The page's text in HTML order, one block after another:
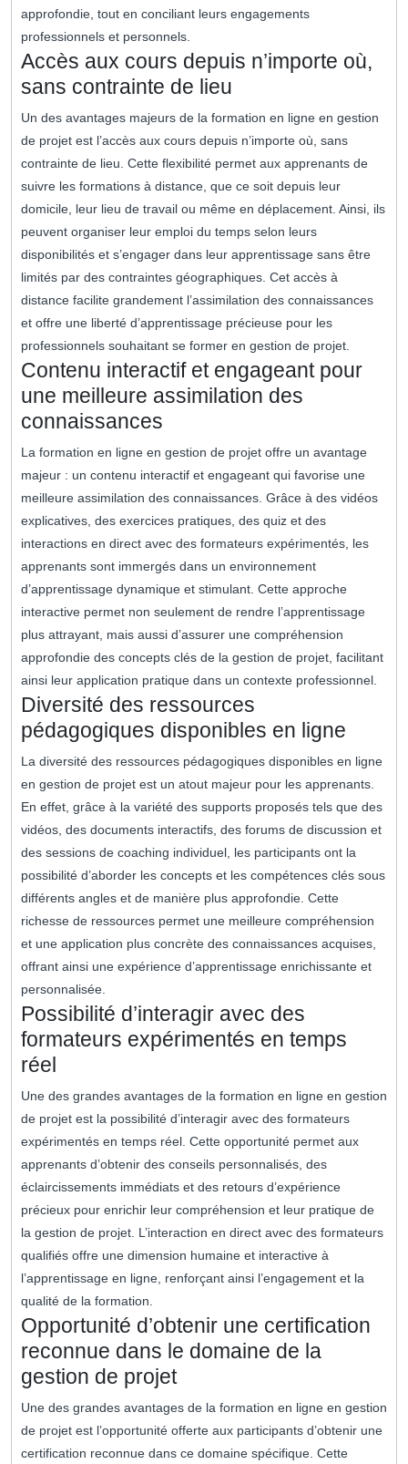
approfondie, tout en conciliant leurs engagements
professionnels et personnels.
Accès aux cours depuis n’importe où,
sans contrainte de lieu
Un des avantages majeurs de la formation en ligne en gestion
de projet est l’accès aux cours depuis n’importe où, sans
contrainte de lieu. Cette flexibilité permet aux apprenants de
suivre les formations à distance, que ce soit depuis leur
domicile, leur lieu de travail ou même en déplacement. Ainsi, ils
peuvent organiser leur emploi du temps selon leurs
disponibilités et s’engager dans leur apprentissage sans être
limités par des contraintes géographiques. Cet accès à
distance facilite grandement l’assimilation des connaissances
et offre une liberté d’apprentissage précieuse pour les
professionnels souhaitant se former en gestion de projet.
Contenu interactif et engageant pour
une meilleure assimilation des
connaissances
La formation en ligne en gestion de projet offre un avantage
majeur : un contenu interactif et engageant qui favorise une
meilleure assimilation des connaissances. Grâce à des vidéos
explicatives, des exercices pratiques, des quiz et des
interactions en direct avec des formateurs expérimentés, les
apprenants sont immergés dans un environnement
d’apprentissage dynamique et stimulant. Cette approche
interactive permet non seulement de rendre l’apprentissage
plus attrayant, mais aussi d’assurer une compréhension
approfondie des concepts clés de la gestion de projet, facilitant
ainsi leur application pratique dans un contexte professionnel.
Diversité des ressources
pédagogiques disponibles en ligne
La diversité des ressources pédagogiques disponibles en ligne
en gestion de projet est un atout majeur pour les apprenants.
En effet, grâce à la variété des supports proposés tels que des
vidéos, des documents interactifs, des forums de discussion et
des sessions de coaching individuel, les participants ont la
possibilité d’aborder les concepts et les compétences clés sous
différents angles et de manière plus approfondie. Cette
richesse de ressources permet une meilleure compréhension
et une application plus concrète des connaissances acquises,
offrant ainsi une expérience d’apprentissage enrichissante et
personnalisée.
Possibilité d’interagir avec des
formateurs expérimentés en temps
réel
Une des grandes avantages de la formation en ligne en gestion
de projet est la possibilité d’interagir avec des formateurs
expérimentés en temps réel. Cette opportunité permet aux
apprenants d’obtenir des conseils personnalisés, des
éclaircissements immédiats et des retours d’expérience
précieux pour enrichir leur compréhension et leur pratique de
la gestion de projet. L’interaction en direct avec des formateurs
qualifiés offre une dimension humaine et interactive à
l’apprentissage en ligne, renforçant ainsi l’engagement et la
qualité de la formation.
Opportunité d’obtenir une certification
reconnue dans le domaine de la
gestion de projet
Une des grandes avantages de la formation en ligne en gestion
de projet est l’opportunité offerte aux participants d’obtenir une
certification reconnue dans ce domaine spécifique. Cette